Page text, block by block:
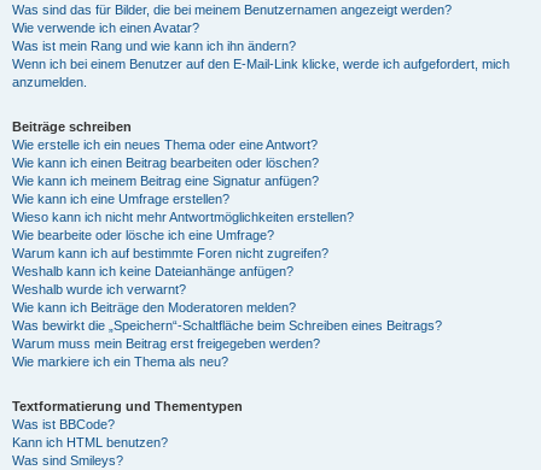
Was sind das für Bilder, die bei meinem Benutzernamen angezeigt werden?
Wie verwende ich einen Avatar?
Was ist mein Rang und wie kann ich ihn ändern?
Wenn ich bei einem Benutzer auf den E-Mail-Link klicke, werde ich aufgefordert, mich
anzumelden.
Beiträge schreiben
Wie erstelle ich ein neues Thema oder eine Antwort?
Wie kann ich einen Beitrag bearbeiten oder löschen?
Wie kann ich meinem Beitrag eine Signatur anfügen?
Wie kann ich eine Umfrage erstellen?
Wieso kann ich nicht mehr Antwortmöglichkeiten erstellen?
Wie bearbeite oder lösche ich eine Umfrage?
Warum kann ich auf bestimmte Foren nicht zugreifen?
Weshalb kann ich keine Dateianhänge anfügen?
Weshalb wurde ich verwarnt?
Wie kann ich Beiträge den Moderatoren melden?
Was bewirkt die „Speichern“-Schaltfläche beim Schreiben eines Beitrags?
Warum muss mein Beitrag erst freigegeben werden?
Wie markiere ich ein Thema als neu?
Textformatierung und Thementypen
Was ist BBCode?
Kann ich HTML benutzen?
Was sind Smileys?